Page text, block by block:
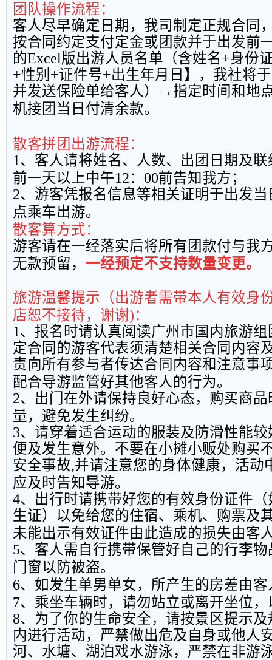
团队操作流程：
客人尽早确定日期，我司制定正规合同
按合同约定支付定金或团款并于出发前
的Excel版出游人员名单（含姓名+身份
+性别 +证件号+出生年月日】，我社将
并发送保险单给客人）→指定时间和地
机接团当日付清余款。
散客拼团出游流程：
1、客人请将姓名、人数、出团日期及
前一天以上中午12： 00前告知我方；
2、游客凭报名信息等相关证明于出发
点乘车出游。
散客算方式：
游客请在一经落实后将所有团款付与我
无款预留， 一经预定不支持数量变更。
旅游温馨提示（出游者需带本人有效身
店恕不接待，谢谢)：
1、报名时请认真阅读广州市国内旅游
定合同的游客代表须清楚相关合同内容
责向所有参与者传达合同内容和注意事
配合导游监管好其他客人的行为。
2、出门在外请保持良好心态，购买商
量，避免发生纠纷。
3、请穿着适合运动的服装及防滑性能
便及发生意外。不要在小摊小贩处购买
安全事故,并请注意您的身体健康，活动
应及时告知导游。
4、出行时请携带好您的有效身份证件
生证）以免给您的住宿、乘机、购票及
未能出示有效证件由此造成的损失由客
5、客人需自行携带保管好自己的行李
门窗以防被盗。
6、如发生单男单女，所产生的房差由客
7、乘坐车辆时，请勿站立或离开坐位
8、为了你的生命安全，请按景区提示
内进行活动，严禁做出危及自身或他人
河、水塘、湖泊戏水游泳，严禁在非游